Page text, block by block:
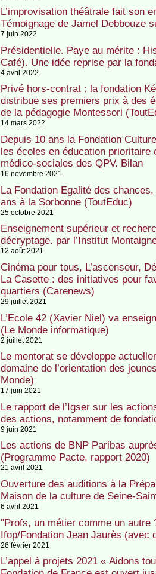
L’improvisation théâtrale fait son
Témoignage de Jamel Debbouze
7 juin 2022
Présidentielle. Paye au mérite :
Café). Une idée reprise par la
4 avril 2022
Privé hors-contrat : la fondation
distribue ses premiers prix à des
de la pédagogie Montessori
14 mars 2022
Depuis 10 ans la Fondation
les écoles en éducation
médico-sociales des QPV. Bilan
16 novembre 2021
La Fondation Egalité des
ans à la Sorbonne (ToutEduc)
25 octobre 2021
Enseignement supérieur et
décryptage. par l’Institut
12 août 2021
Cinéma pour tous, L’ascenseur,
La Casette : des initiatives pour
quartiers (Carenews)
29 juillet 2021
L’Ecole 42 (Xavier Niel) va
(Le Monde informatique)
2 juillet 2021
Le mentorat se développe
domaine de l’orientation des
Monde)
17 juin 2021
Le rapport de l’Igser sur les
des actions, notamment de
9 juin 2021
Les actions de BNP Paribas
(Programme Pacte, rapport 2020)
21 avril 2021
Ouverture des auditions à la
Maison de la culture de Seine-
6 avril 2021
"Profs, un métier comme un autre
Ifop/Fondation Jean Jaurès (avec
26 février 2021
L’appel à projets 2021 « Aidons